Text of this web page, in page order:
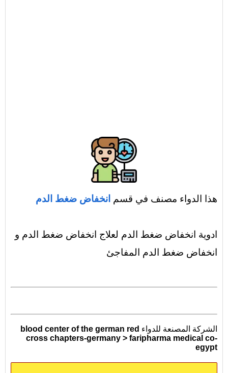
هذا الدواء مصنف في قسم انخفاض ضغط الدم
ادوية انخفاض ضغط الدم لعلاج انخفاض ضغط الدم و
انخفاض ضغط الدم المفاجئ
الشركة المصنعة للدواء blood center of the german red
cross chapters-germany > faripharma medical co-
egypt